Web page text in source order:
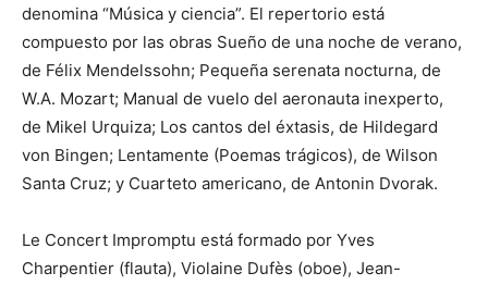
denomina “Música y ciencia”. El repertorio está
compuesto por las obras Sueño de una noche de verano,
de Félix Mendelssohn; Pequeña serenata nocturna, de
W.A. Mozart; Manual de vuelo del aeronauta inexperto,
de Mikel Urquiza; Los cantos del éxtasis, de Hildegard
von Bingen; Lentamente (Poemas trágicos), de Wilson
Santa Cruz; y Cuarteto americano, de Antonin Dvorak.
Le Concert Impromptu está formado por Yves
Charpentier (flauta), Violaine Dufès (oboe), Jean-